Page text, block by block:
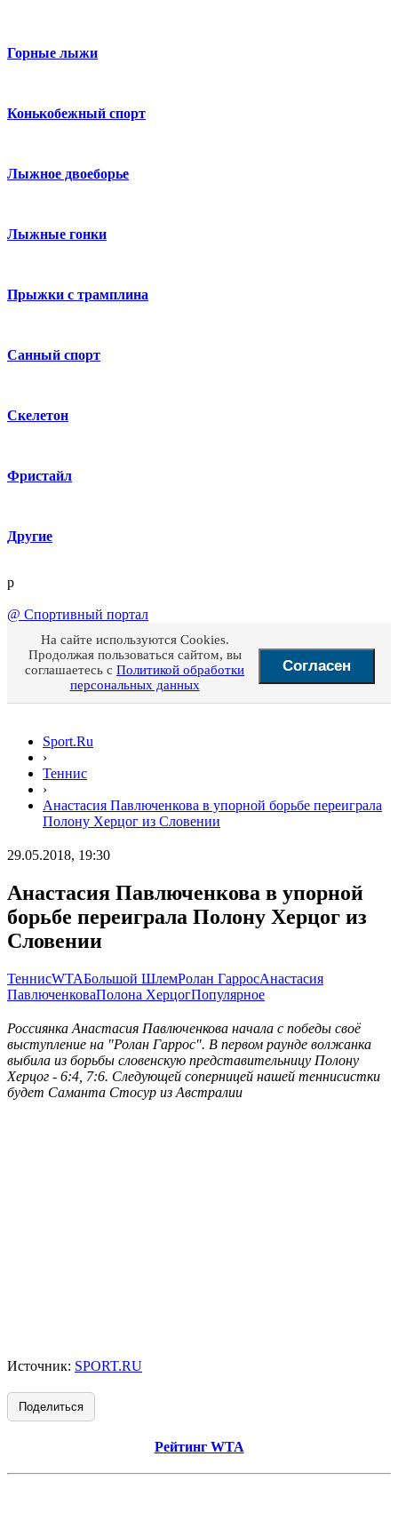
Горные лыжи
Конькобежный спорт
Лыжное двоеборье
Лыжные гонки
Прыжки с трамплина
Санный спорт
Скелетон
Фристайл
Другие
p
@ Спортивный портал
На сайте используются Cookies.
Продолжая пользоваться сайтом, вы
соглашаетесь с Политикой обработки
персональных данных
Согласен
Sport.Ru
›
Теннис
›
Анастасия Павлюченкова в упорной борьбе переиграла
Полону Херцог из Словении
29.05.2018, 19:30
Анастасия Павлюченкова в упорной
борьбе переиграла Полону Херцог из
Словении
ТеннисWTAБольшой ШлемРолан ГарросАнастасия
ПавлюченковаПолона ХерцогПопулярное
Россиянка Анастасия Павлюченкова начала с победы своё
выступление на "Ролан Гаррос". В первом раунде волжанка
выбила из борьбы словенскую представительницу Полону
Херцог - 6:4, 7:6. Следующей соперницей нашей теннисистки
будет Саманта Стосур из Австралии
Источник: SPORT.RU
Поделиться
Рейтинг WTA